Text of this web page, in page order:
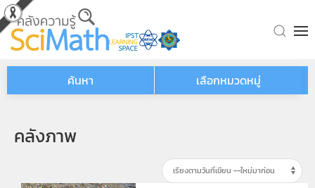
Skip to main content
ค้นหา เลือกหมวดหมู่
คลังภาพ